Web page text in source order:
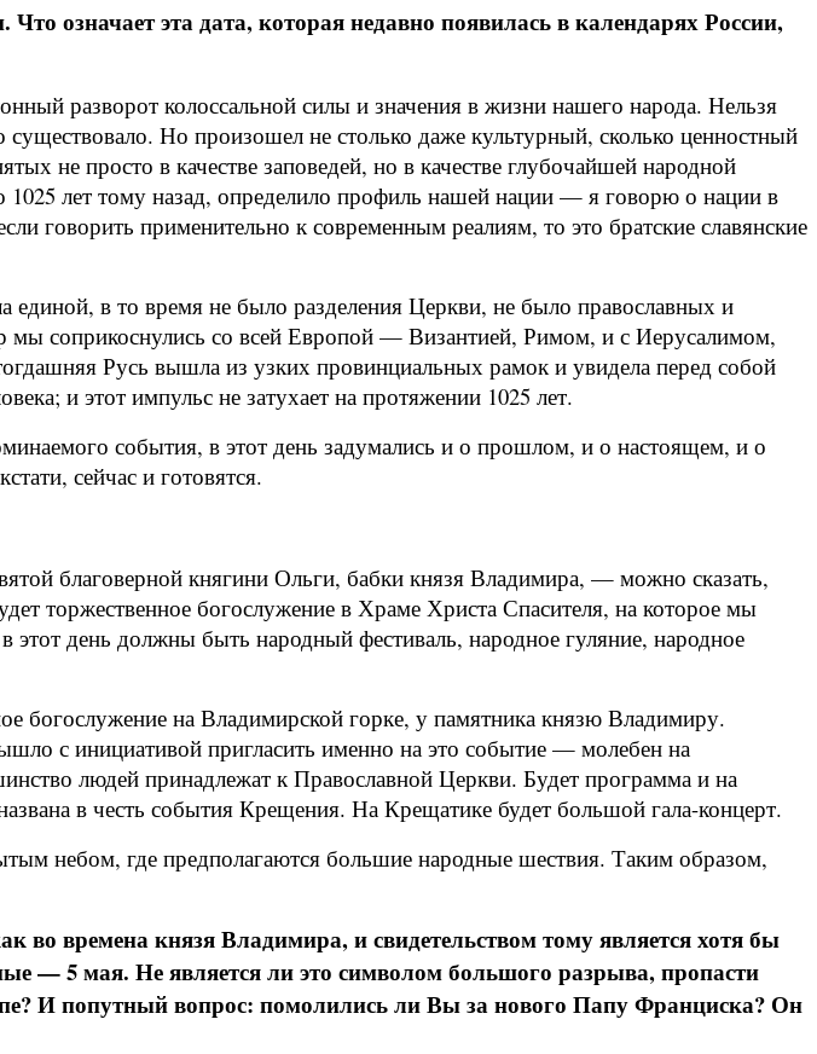
означает эта дата, которая недавно появилась в календарях России,
разворот колоссальной силы и значения в жизни нашего народа. Нельзя
Но произошел не столько даже культурный, сколько ценностный
не просто в качестве заповедей, но в качестве глубочайшей народной
лет тому назад, определило профиль нашей нации — я говорю о нации в
говорить применительно к современным реалиям, то это братские славянские
в то время не было разделения Церкви, не было православных и
мы соприкоснулись со всей Европой — Византией, Римом, и с Иерусалимом,
Русь вышла из узких провинциальных рамок и увидела перед собой
и этот импульс не затухает на протяжении 1025 лет.
события, в этот день задумались и о прошлом, и о настоящем, и о
сейчас и готовятся.
благоверной княгини Ольги, бабки князя Владимира, — можно сказать,
торжественное богослужение в Храме Христа Спасителя, на которое мы
день должны быть народный фестиваль, народное гуляние, народное
богослужение на Владимирской горке, у памятника князю Владимиру.
с инициативой пригласить именно на это событие — молебен на
людей принадлежат к Православной Церкви. Будет программа и на
в честь события Крещения. На Крещатике будет большой гала-концерт.
небом, где предполагаются большие народные шествия. Таким образом,
во времена князя Владимира, и свидетельством тому является хотя бы
— 5 мая. Не является ли это символом большого разрыва, пропасти
И попутный вопрос: помолились ли Вы за нового Папу Франциска? Он